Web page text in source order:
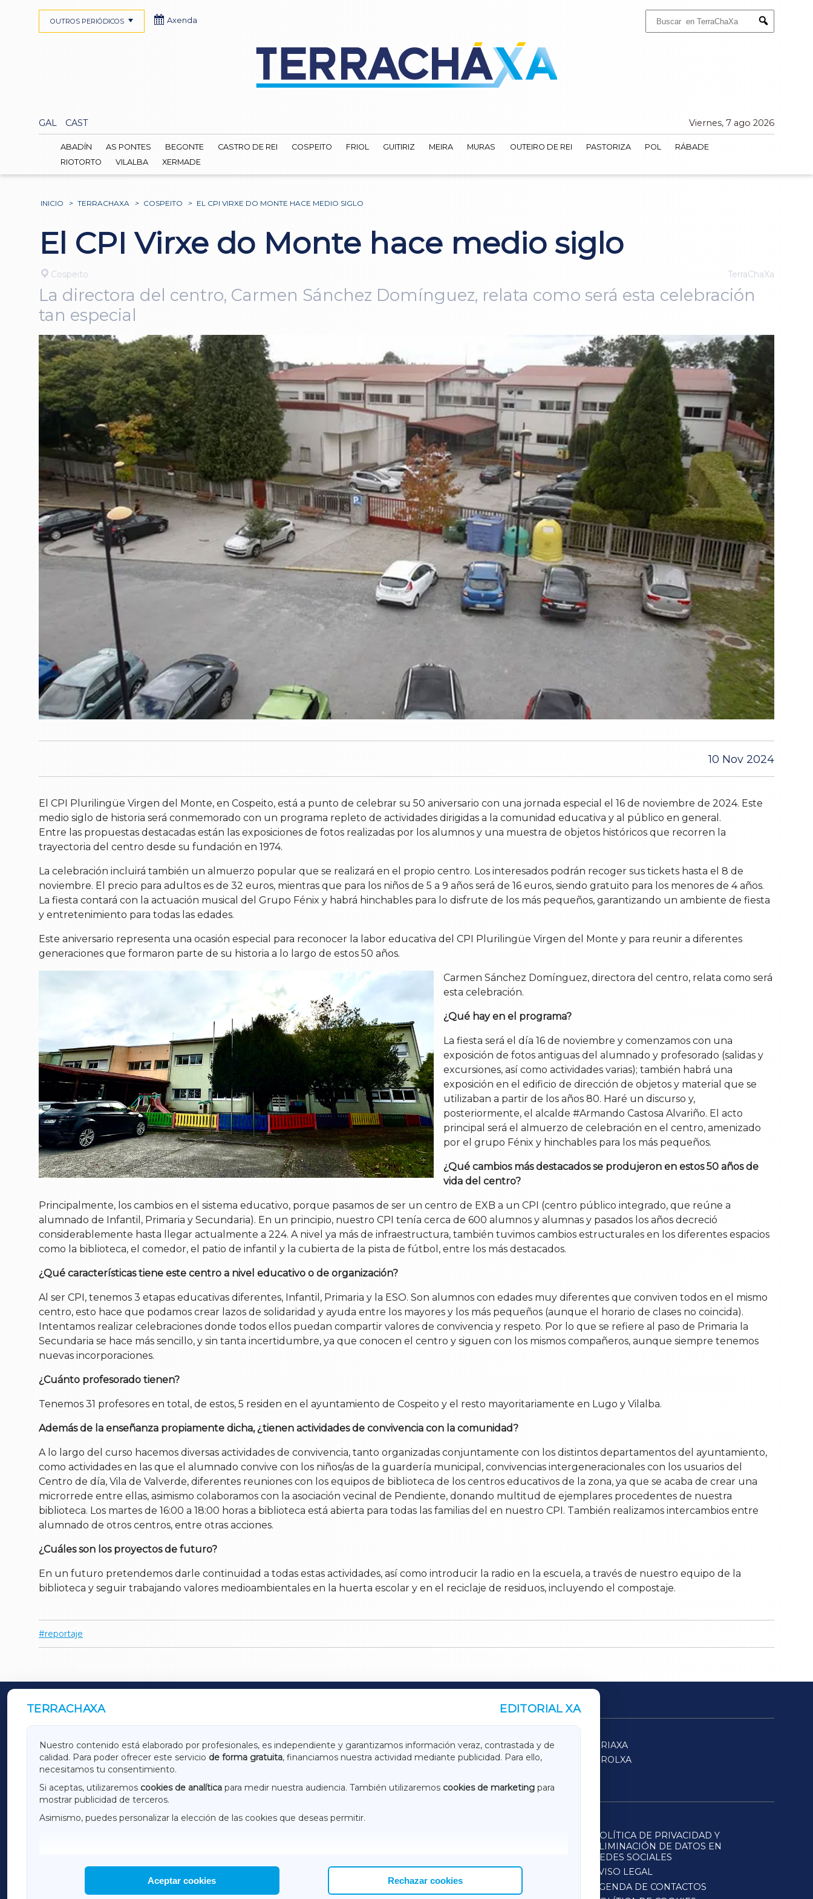
Submit
GAL CAST Viernes, 7 ago 2026
OUTROS PERIÓDICOS Axenda
ABADÍN AS PONTES BEGONTE CASTRO DE REI COSPEITO FRIOL GUITIRIZ MEIRA MURAS OUTEIRO DE REI PASTORIZA POL
RÁBADE
RIOTORTO
VILALBA XERMADE
INICIO > TERRACHAXA > COSPEITO > EL CPI VIRXE DO MONTE HACE MEDIO SIGLO
El CPI Virxe do Monte hace medio siglo
Cospeito TerraChaXa
La directora del centro, Carmen Sánchez Domínguez, relata como será esta celebración
tan especial
10 Nov 2024
El CPI Plurilingüe Virgen del Monte, en Cospeito, está a punto de celebrar su 50 aniversario con una jornada especial el 16 de noviembre de 2024. Este
medio siglo de historia será conmemorado con un programa repleto de actividades dirigidas a la comunidad educativa y al público en general.
Entre las propuestas destacadas están las exposiciones de fotos realizadas por los alumnos y una muestra de objetos históricos que recorren la
trayectoria del centro desde su fundación en 1974.
La celebración incluirá también un almuerzo popular que se realizará en el propio centro. Los interesados podrán recoger sus tickets hasta el 8 de
noviembre. El precio para adultos es de 32 euros, mientras que para los niños de 5 a 9 años será de 16 euros, siendo gratuito para los menores de 4 años.
La fiesta contará con la actuación musical del Grupo Fénix y habrá hinchables para lo disfrute de los más pequeños, garantizando un ambiente de fiesta
y entretenimiento para todas las edades.
Este aniversario representa una ocasión especial para reconocer la labor educativa del CPI Plurilingüe Virgen del Monte y para reunir a diferentes
generaciones que formaron parte de su historia a lo largo de estos 50 años.
Carmen Sánchez Domínguez, directora del centro, relata como será
esta celebración.
¿Qué hay en el programa?
La fiesta será el día 16 de noviembre y comenzamos con una
exposición de fotos antiguas del alumnado y profesorado (salidas y
excursiones, así como actividades varias); también habrá una
exposición en el edificio de dirección de objetos y material que se
utilizaban a partir de los años 80. Haré un discurso y,
posteriormente, el alcalde #Armando Castosa Alvariño. El acto
principal será el almuerzo de celebración en el centro, amenizado
por el grupo Fénix y hinchables para los más pequeños.
¿Qué cambios más destacados se produjeron en estos 50 años de
vida del centro?
Principalmente, los cambios en el sistema educativo, porque pasamos de ser un centro de EXB a un CPI (centro público integrado, que reúne a
alumnado de Infantil, Primaria y Secundaria). En un principio, nuestro CPI tenía cerca de 600 alumnos y alumnas y pasados los años decreció
considerablemente hasta llegar actualmente a 224. A nivel ya más de infraestructura, también tuvimos cambios estructurales en los diferentes espacios
como la biblioteca, el comedor, el patio de infantil y la cubierta de la pista de fútbol, entre los más destacados.
¿Qué características tiene este centro a nivel educativo o de organización?
Al ser CPI, tenemos 3 etapas educativas diferentes, Infantil, Primaria y la ESO. Son alumnos con edades muy diferentes que conviven todos en el mismo
centro, esto hace que podamos crear lazos de solidaridad y ayuda entre los mayores y los más pequeños (aunque el horario de clases no coincida).
Intentamos realizar celebraciones donde todos ellos puedan compartir valores de convivencia y respeto. Por lo que se refiere al paso de Primaria la
Secundaria se hace más sencillo, y sin tanta incertidumbre, ya que conocen el centro y siguen con los mismos compañeros, aunque siempre tenemos
nuevas incorporaciones.
¿Cuánto profesorado tienen?
Tenemos 31 profesores en total, de estos, 5 residen en el ayuntamiento de Cospeito y el resto mayoritariamente en Lugo y Vilalba.
Además de la enseñanza propiamente dicha, ¿tienen actividades de convivencia con la comunidad?
A lo largo del curso hacemos diversas actividades de convivencia, tanto organizadas conjuntamente con los distintos departamentos del ayuntamiento,
como actividades en las que el alumnado convive con los niños/as de la guardería municipal, convivencias intergeneracionales con los usuarios del
Centro de día, Vila de Valverde, diferentes reuniones con los equipos de biblioteca de los centros educativos de la zona, ya que se acaba de crear una
microrrede entre ellas, asimismo colaboramos con la asociación vecinal de Pendiente, donando multitud de ejemplares procedentes de nuestra
biblioteca. Los martes de 16:00 a 18:00 horas a biblioteca está abierta para todas las familias del en nuestro CPI. También realizamos intercambios entre
alumnado de otros centros, entre otras acciones.
¿Cuáles son los proyectos de futuro?
En un futuro pretendemos darle continuidad a todas estas actividades, así como introducir la radio en la escuela, a través de nuestro equipo de la
biblioteca y seguir trabajando valores medioambientales en la huerta escolar y en el reciclaje de residuos, incluyendo el compostaje.
reportaje
TERRACHAXA EDITORIAL XA
Nuestro contenido está elaborado por profesionales, es independiente y garantizamos información veraz, contrastada y de
calidad. Para poder ofrecer este servicio de forma gratuita, financiamos nuestra actividad mediante publicidad. Para ello,
necesitamos tu consentimiento.
Si aceptas, utilizaremos cookies de analítica para medir nuestra audiencia. También utilizaremos cookies de marketing para
mostrar publicidad de terceros.
Asimismo, puedes personalizar la elección de las cookies que deseas permitir.
Aceptar cookies Rechazar cookies
OUTROS PERIÓDICOS
GALICIAXA LUGOXA TERRACHAXA
SARRIAXA
AMARIÑAXA
RIBEIRASACRAXA ACORUÑAXA
FERROLXA
OURENSEXA
HEMEROTECA
POLÍTICA DE PRIVACIDAD Y
ELIMINACIÓN DE DATOS EN
REDES SOCIALES
AVISO LEGAL
AGENDA DE CONTACTOS